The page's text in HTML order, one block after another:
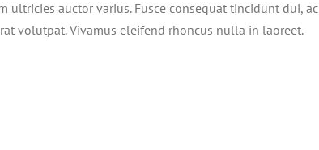
ultricies auctor varius. Fusce consequat tincidunt dui, ac
volutpat. Vivamus eleifend rhoncus nulla in laoreet.